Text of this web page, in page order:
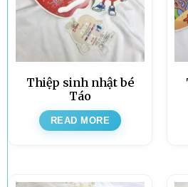
Thiệp sinh nhật bé
Táo
READ MORE